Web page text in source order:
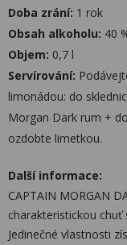
Doba zrání: 1 rok
Obsah alkoholu: 40
Objem: 0,7 l
Servírování:
limonádou: do
Morgan Dark rum +
ozdobte limetkou.
Další informace:
CAPTAIN MORGAN
charakteristickou
Jedinečné vlastnosti